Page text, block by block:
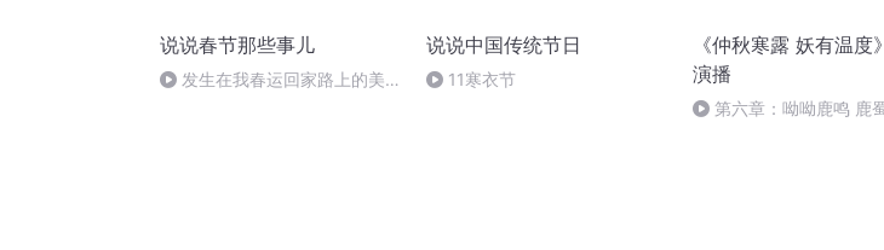
说说春节那些事儿
发生在我春运回家路上的美好
说说中国传统节日
11寒衣节
《仲秋寒露 妖有温度
演播
第六章：呦呦鹿鸣 鹿